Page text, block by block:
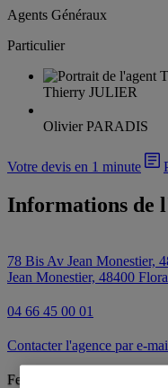
Agents Généraux
Particulier
Thierry JULIER
Olivier PARADIS
Votre devis en 1 minute
Informations de
78 Bis Av Jean Monestier,
Jean Monestier, 48400
04 66 45 00 01
Contacter l'agence par e-
Fermé